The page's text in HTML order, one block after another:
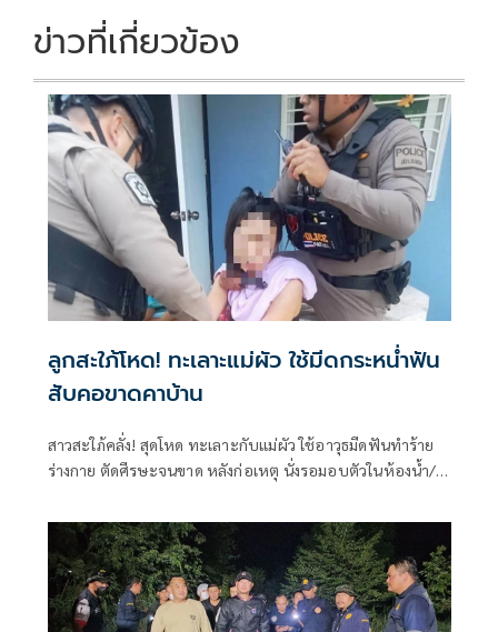
ข่าวที่เกี่ยวข้อง
ลูกสะใภ้โหด! ทะเลาะแม่ผัว ใช้มีดกระหน่ำฟัน
สับคอขาดคาบ้าน
สาวสะใภ้คลั่ง! สุดโหด ทะเลาะกับแม่ผัว ใช้อาวุธมีดฟันทำร้าย
ร่างกาย ตัดศีรษะจนขาด หลังก่อเหตุ นั่งรอมอบตัวในห้องน้ำ/ผู้